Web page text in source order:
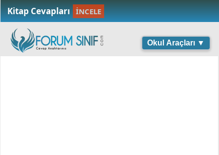
Kitap Cevapları İNCELE
Okul Araçları ▼